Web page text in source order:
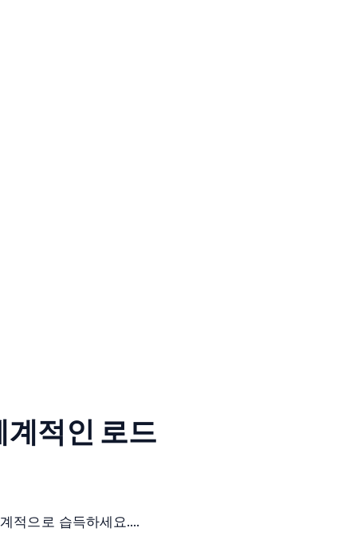
적인 로드
적으로 습득하세요....